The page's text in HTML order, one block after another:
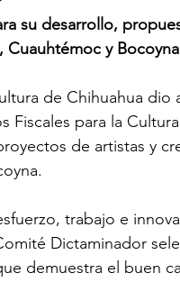
su desarrollo,
Cuauhtémoc y Bocoyna
de Chihuahua
Fiscales para la
de artistas y
trabajo e
Dictaminador
demuestra el buen